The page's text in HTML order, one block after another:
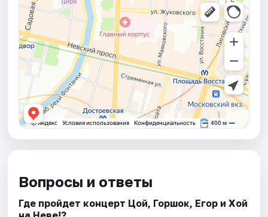
Вопросы и ответы
Где пройдет концерт Цой, Горшок, Егор и Хой